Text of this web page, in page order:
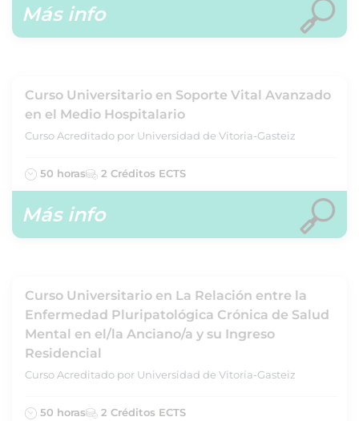
Más info
Curso Universitario en Soporte Vital Avanzado
en el Medio Hospitalario
Curso Acreditado por Universidad de Vitoria-Gasteiz
50 horas 2 Créditos ECTS
Más info
Curso Universitario en La Relación entre la
Enfermedad Pluripatológica Crónica de Salud
Mental en el/la Anciano/a y su Ingreso
Residencial
Curso Acreditado por Universidad de Vitoria-Gasteiz
50 horas 2 Créditos ECTS